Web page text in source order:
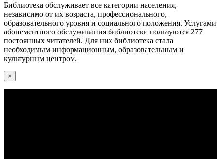
Библиотека обслуживает все категории населения,
независимо от их возраста, профессионального,
образовательного уровня и социального положения. Услугами
абонементного обслуживания библиотеки пользуются 277
постоянных читателей. Для них библиотека стала
необходимым информационным, образовательным и
культурным центром.
×